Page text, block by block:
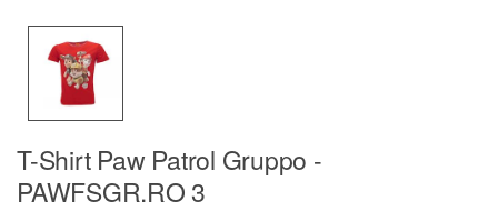
T-Shirt Paw Patrol Gruppo -
PAWFSGR.RO 3